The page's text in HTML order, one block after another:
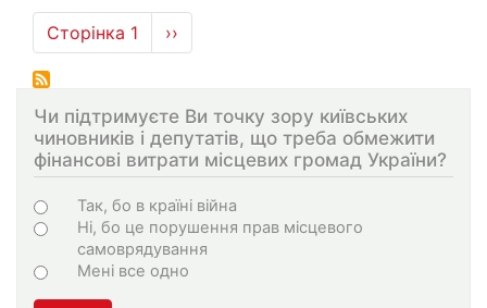
Розбивка
на
сторінки
Сторінка 1
Наступна
сторінка
››
Чи підтримуєте Ви точку зору київських
чиновників і депутатів, що треба обмежити
фінансові витрати місцевих громад України?
Варіанти
Так, бо в країні війна
Ні, бо це порушення прав місцевого
самоврядування
Мені все одно